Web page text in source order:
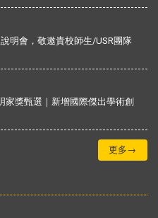
明會，敬邀貴校師生/USR團隊
家獎甄選｜新增國際傑出學術創
更多→